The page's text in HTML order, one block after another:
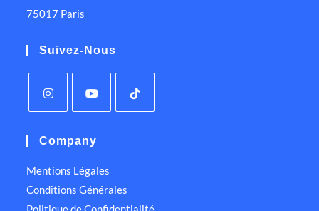
75017 Paris
Suivez-Nous
Company
Mentions Légales
Conditions Générales